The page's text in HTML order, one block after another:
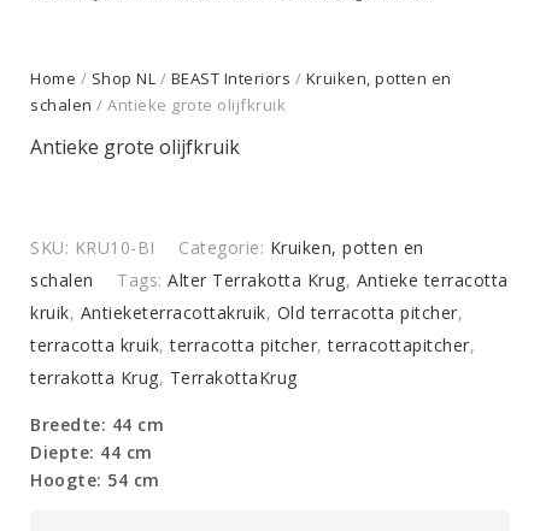
Home / Shop NL / BEAST Interiors / Kruiken, potten en
schalen / Antieke grote olijfkruik
Antieke grote olijfkruik
SKU: KRU10-BI Categorie: Kruiken, potten en
schalen
Tags: Alter Terrakotta Krug, Antieke terracotta
kruik, Antieketerracottakruik, Old terracotta pitcher,
terracotta kruik,terracotta pitcher,terracottapitcher,
terrakotta Krug, TerrakottaKrug
Breedte: 44 cm
Diepte: 44 cm
Hoogte: 54 cm